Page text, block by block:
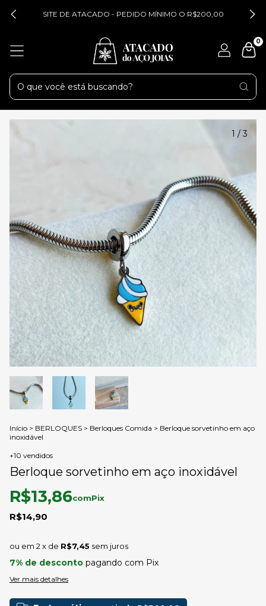
SITE DE ATACADO - PEDIDO MÍNIMO O R$200,00
0
1 /3
Início > BERLOQUES > Berloques Comida > Berloque sorvetinho em aço
inoxidável
+10 vendidos
Berloque sorvetinho em aço inoxidável
R$14,90
R$13,86comPix
2 x de R$7,45 sem juros
7% de desconto pagando com Pix
Ver mais detalhes